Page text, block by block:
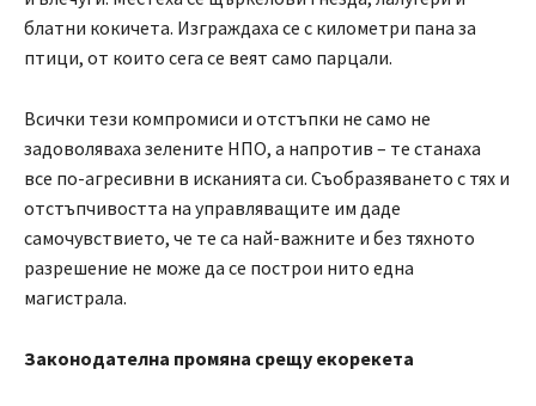
блатни кокичета. Изграждаха се с километри пана за
птици, от които сега се веят само парцали.
Всички тези компромиси и отстъпки не само не
задоволяваха зелените НПО, а напротив – те станаха
все по-агресивни в исканията си. Съобразяването с тях и
отстъпчивостта на управляващите им даде
самочувствието, че те са най-важните и без тяхното
разрешение не може да се построи нито една
магистрала.
Законодателна промяна срещу екорекета